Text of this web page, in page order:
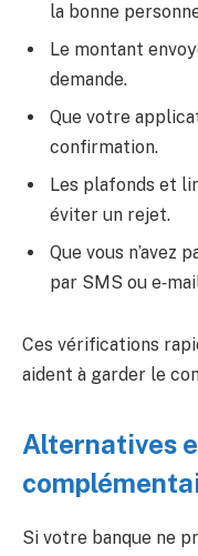
la bonne
Le montant
demande.
Que votre
confirmation.
Les plafonds et
éviter un rejet.
Que vous n’avez
par SMS ou
Ces vérifications
aident à garder le
Alternatives
Si votre banque ne